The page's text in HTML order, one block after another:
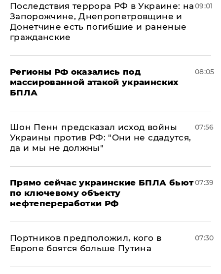
Последствия террора РФ в Украине: на
Запорожчине, Днепропетровщине и
Донетчине есть погибшие и раненые
гражданские
09:01
Регионы РФ оказались под
массированной атакой украинских
БПЛА
08:05
Шон Пенн предсказал исход войны
Украины против РФ: "Они не сдадутся,
да и мы не должны"
07:56
Прямо сейчас украинские БПЛА бьют
по ключевому объекту
нефтепереработки РФ
07:39
Портников предположил, кого в
Европе боятся больше Путина
07:30